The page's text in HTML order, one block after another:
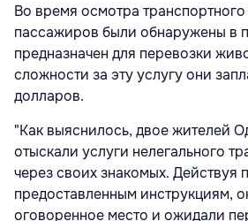
Во время осмотра
пассажиров были обнаружены в
предназначен для перевозки
сложности за эту услугу они
долларов.
"Как выяснилось, двое жителей
отыскали услуги нелегального
через своих знакомых. Действуя
предоставленным инструкциям,
оговоренное место и ожидали